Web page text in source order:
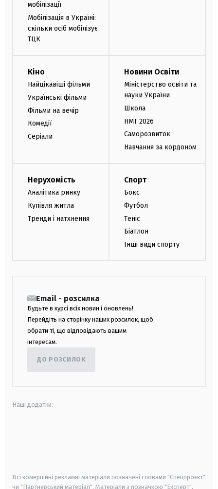
мобілізації
Мобілізація в Україні:
скільки осіб мобілізує
ТЦК
Кіно
Найцікавіші фільми
Українські фільми
Фільми на вечір
Комедії
Серіали
Новини Освіти
Міністерство освіти та
науки України
Школа
НМТ 2026
Саморозвиток
Навчання за кордоном
Нерухомість
Аналітика ринку
Купівля житла
Тренди і натхнення
Спорт
Бокс
Футбол
Теніс
Біатлон
Інші види спорту
Email - розсилка
Будьте в курсі всіх новин і оновлень!
Перейдіть на сторінку наших розсилок, щоб
обрати ті, що відповідають вашим
інтересам.
ДО РОЗСИЛОК
Наші додатки:
Всі комерційні рекламні матеріали позначені словами "Спецпроєкт"
чи "Партнерський матеріал". Матеріали з позначкою "Експерт",